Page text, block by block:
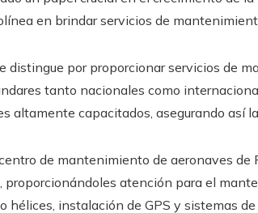
en brindar servicios de
distingue por proporcionar servicios de
tanto nacionales como
altamente capacitados, asegurando así
de mantenimiento de aeronaves
proporcionándoles atención para el
hélices, instalación de GPS y sistemas